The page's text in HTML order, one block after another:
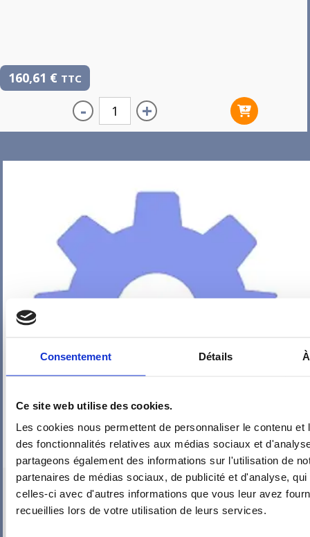
Consentement Détails
Ce site web utilise des cookies.
Les cookies nous permettent de personnaliser le contenu et
des fonctionnalités relatives aux médias sociaux et
partageons également des informations sur l'utilisation de
partenaires de médias sociaux, de publicité et d'analyse,
celles-ci avec d'autres informations que vous leur avez
recueillies lors de votre utilisation de leurs services.
160,61 € TTC
- +
PIEUVRE PRO-FIL PERSONNALISÉE : CUISINE